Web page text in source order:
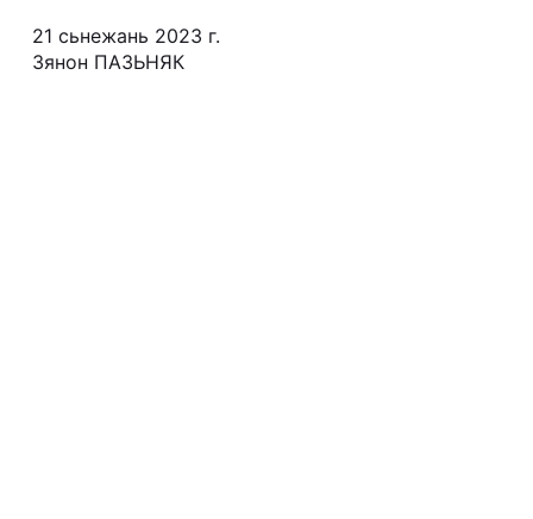
21 сьнежань 2023 г.
Зянон ПАЗЬНЯК